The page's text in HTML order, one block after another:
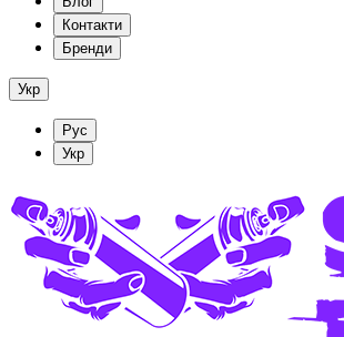
Контакти
Бренди
Укр
Рус
Укр